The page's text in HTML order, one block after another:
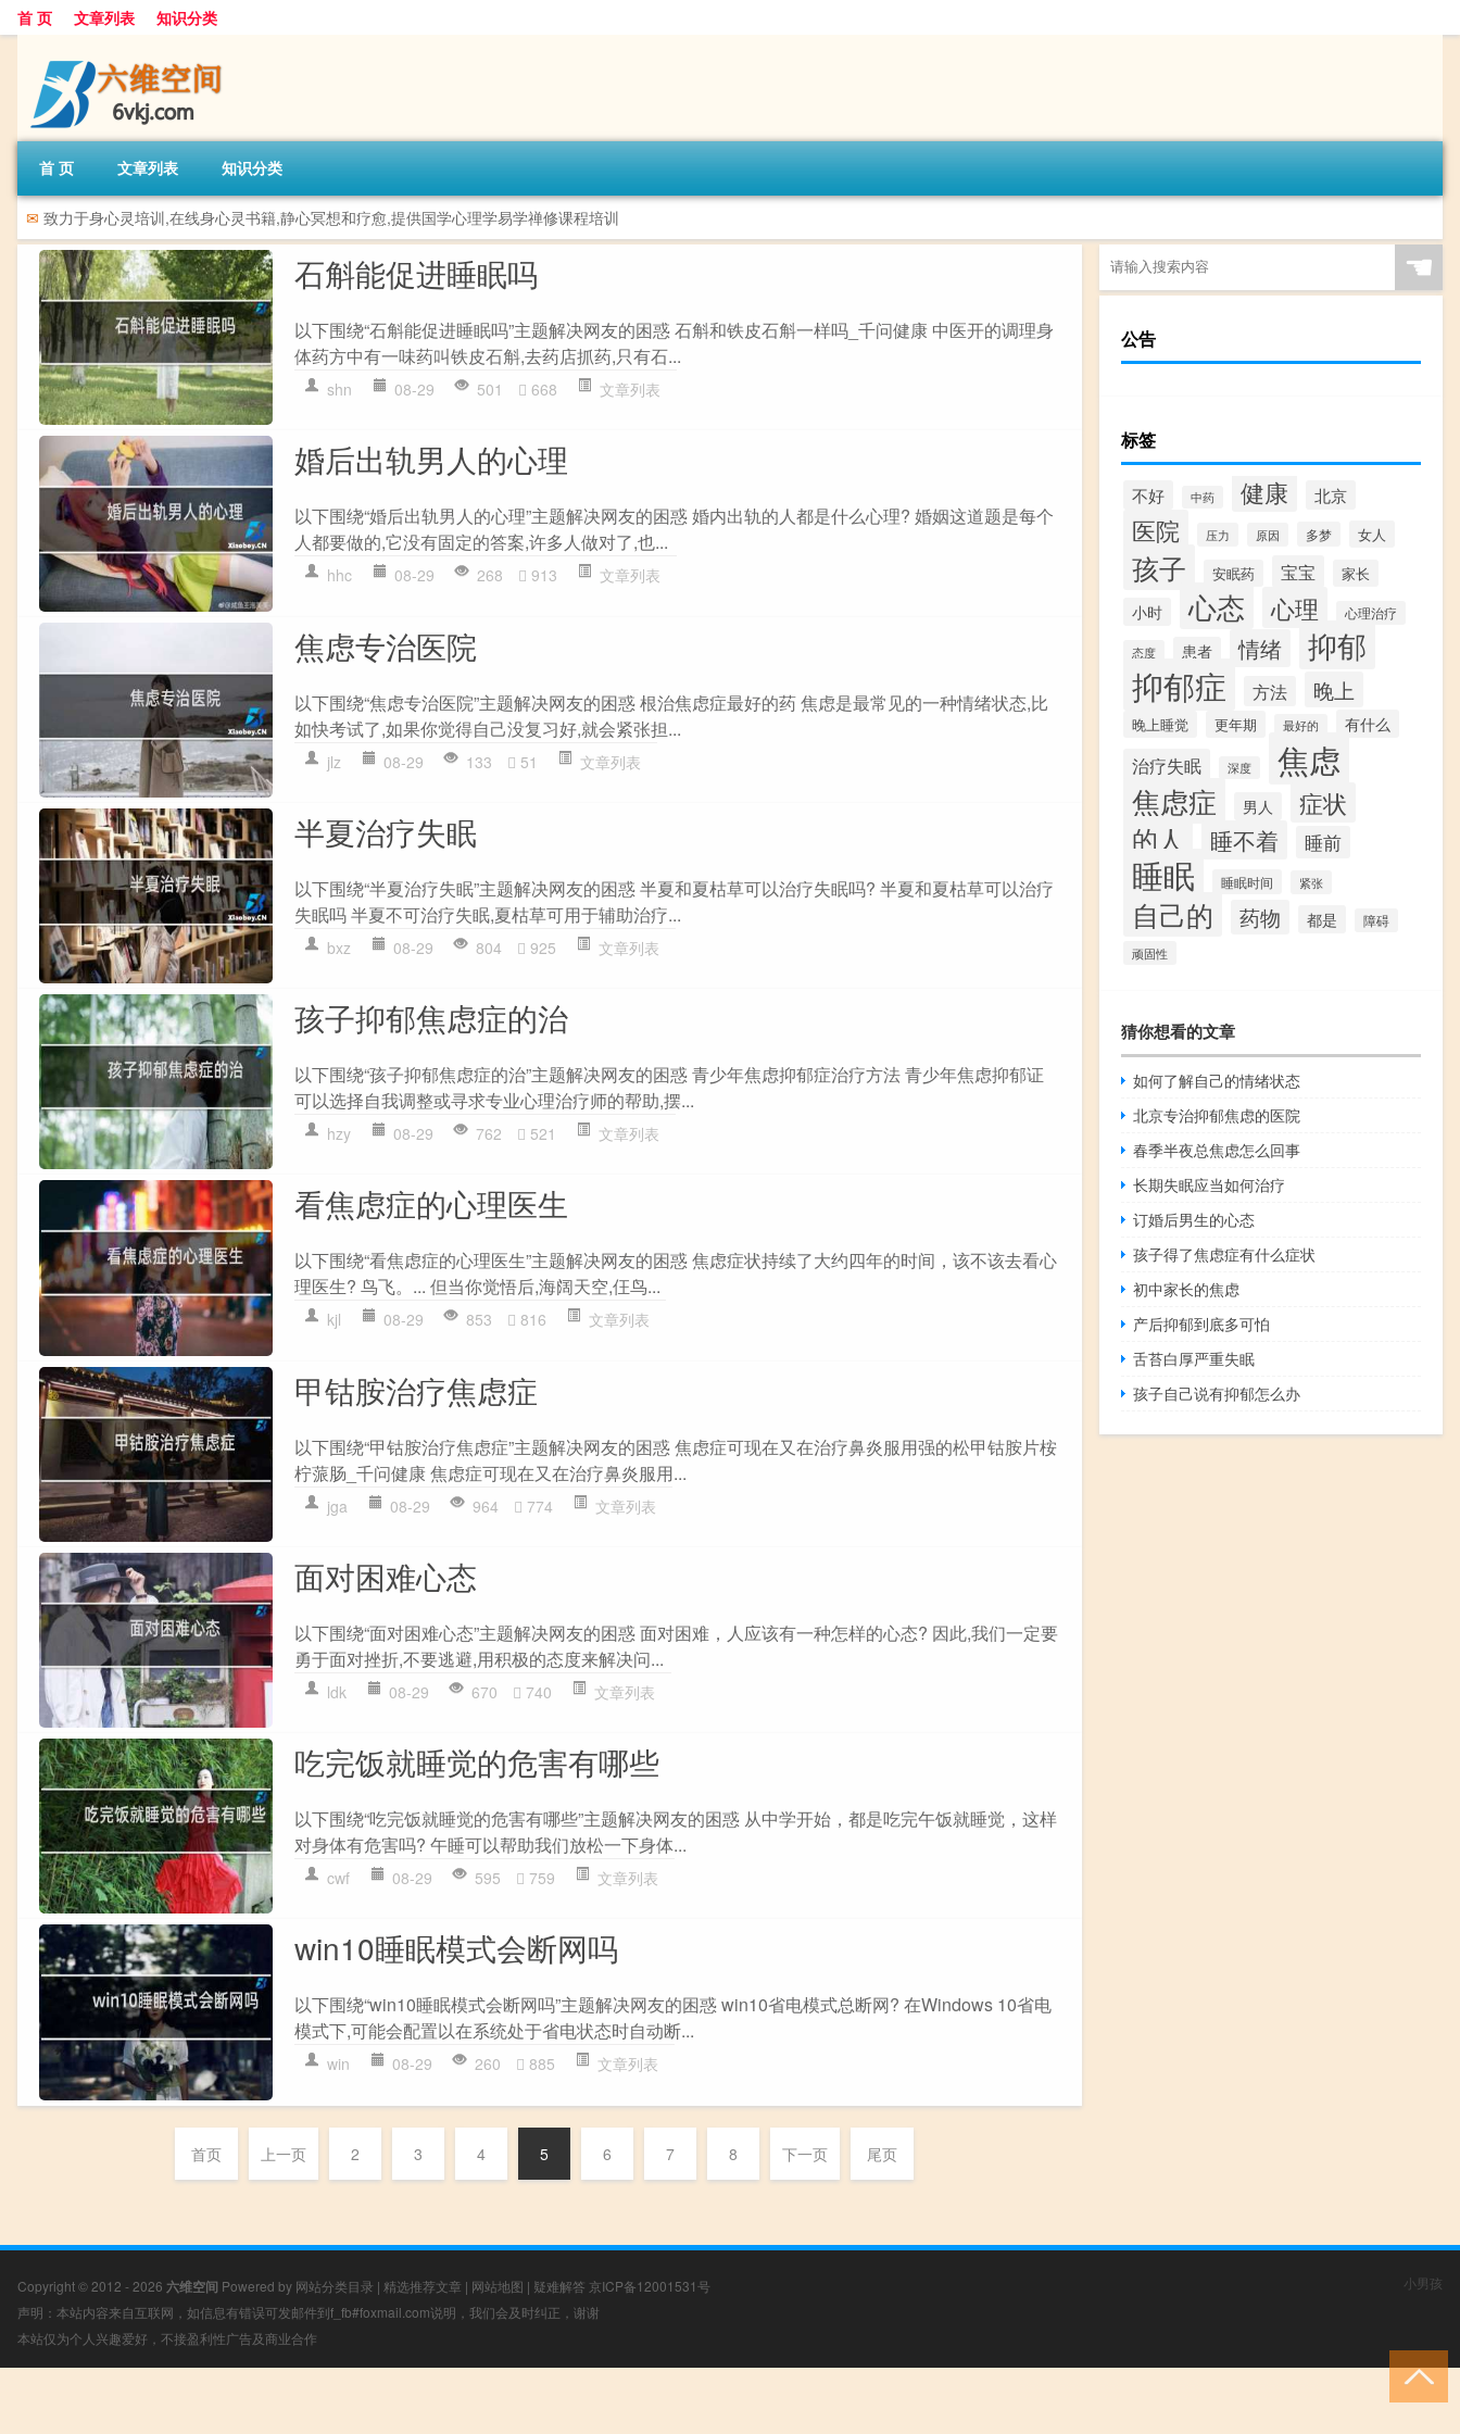
首 页 文章列表 知识分类
首 页 文章列表 知识分类
✉ 致力于身心灵培训,在线身心灵书籍,静心冥想和疗愈,提供国学心理学易学禅修课程培训
石斛能促进睡眠吗
以下围绕“石斛能促进睡眠吗”主题解决网友的困惑 石斛和铁皮石斛一样吗_千问健康 中医开的调理身
体药方中有一味药叫铁皮石斛,去药店抓药,只有石...
shn 08-29 501 668 文章列表
婚后出轨男人的心理
以下围绕“婚后出轨男人的心理”主题解决网友的困惑 婚内出轨的人都是什么心理? 婚姻这道题是每个
人都要做的,它没有固定的答案,许多人做对了,也...
hhc 08-29 268 913 文章列表
焦虑专治医院
以下围绕“焦虑专治医院”主题解决网友的困惑 根治焦虑症最好的药 焦虑是最常见的一种情绪状态,比
如快考试了,如果你觉得自己没复习好,就会紧张担...
jlz 08-29 133 51 文章列表
半夏治疗失眠
以下围绕“半夏治疗失眠”主题解决网友的困惑 半夏和夏枯草可以治疗失眠吗? 半夏和夏枯草可以治疗
失眠吗 半夏不可治疗失眠,夏枯草可用于辅助治疗...
bxz 08-29 804 925 文章列表
孩子抑郁焦虑症的治
以下围绕“孩子抑郁焦虑症的治”主题解决网友的困惑 青少年焦虑抑郁症治疗方法 青少年焦虑抑郁证
可以选择自我调整或寻求专业心理治疗师的帮助,摆...
hzy 08-29 762 521 文章列表
看焦虑症的心理医生
以下围绕“看焦虑症的心理医生”主题解决网友的困惑 焦虑症状持续了大约四年的时间，该不该去看心
理医生? 鸟飞。... 但当你觉悟后,海阔天空,仼鸟...
kjl 08-29 853 816 文章列表
甲钴胺治疗焦虑症
以下围绕“甲钴胺治疗焦虑症”主题解决网友的困惑 焦虑症可现在又在治疗鼻炎服用强的松甲钴胺片桉
柠蒎肠_千问健康 焦虑症可现在又在治疗鼻炎服用...
jga 08-29 964 774 文章列表
面对困难心态
以下围绕“面对困难心态”主题解决网友的困惑 面对困难，人应该有一种怎样的心态? 因此,我们一定要
勇于面对挫折,不要逃避,用积极的态度来解决问...
ldk 08-29 670 740 文章列表
吃完饭就睡觉的危害有哪些
以下围绕“吃完饭就睡觉的危害有哪些”主题解决网友的困惑 从中学开始，都是吃完午饭就睡觉，这样
对身体有危害吗? 午睡可以帮助我们放松一下身体...
cwf 08-29 595 759 文章列表
win10睡眠模式会断网吗
以下围绕“win10睡眠模式会断网吗”主题解决网友的困惑 win10省电模式总断网? 在Windows 10省电
模式下,可能会配置以在系统处于省电状态时自动断...
win 08-29 260 885 文章列表
首页 上一页 2 3 4 5 6 7 8 下一页 尾页
☚
公告
标签
不好 中药 健康 北京
医院 压力 原因 多梦 女人
孩子 安眠药 宝宝 家长
小时 心态 心理 心理治疗
态度 患者 情绪 抑郁
抑郁症 方法 晚上
晚上睡觉 更年期 最好的 有什么
治疗失眠 深度 焦虑
焦虑症 男人 症状
的人 睡不着 睡前
睡眠 睡眠时间 紧张
自己的 药物 都是
障碍
顽固性
猜你想看的文章
如何了解自己的情绪状态
北京专治抑郁焦虑的医院
春季半夜总焦虑怎么回事
长期失眠应当如何治疗
订婚后男生的心态
孩子得了焦虑症有什么症状
初中家长的焦虑
产后抑郁到底多可怕
舌苔白厚严重失眠
孩子自己说有抑郁怎么办
Copyright © 2012 - 2026 六维空间 Powered by 网站分类目录 | 精选推荐文章 | 网站地图 | 疑难解答 京ICP备12001531号
声明：本站内容来自互联网，如信息有错误可发邮件到f_fb#foxmail.com说明，我们会及时纠正，谢谢
本站仅为个人兴趣爱好，不接盈利性广告及商业合作
小男孩